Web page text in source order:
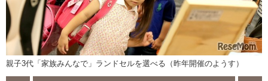
親子3代「家族みんなで」ランドセルを選べる（昨年開催のようす）